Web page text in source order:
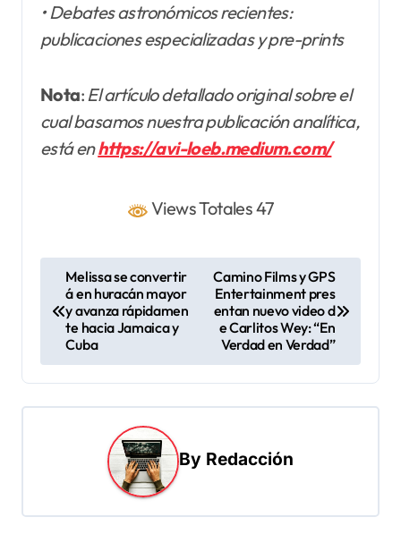
• Debates astronómicos recientes:
publicaciones especializadas y pre-prints
Nota:El artículo detallado original sobre el
cual basamos nuestra publicación analítica,
está enhttps://avi-loeb.medium.com/
Views Totales 47
e
g
Melissa se convertir
á en huracán mayor
y avanza rápidamen
te hacia Jamaica y
Cuba
Camino Films y GPS
Entertainment pres
entan nuevo video d
e Carlitos Wey: “En
Verdad en Verdad”
By Redacción